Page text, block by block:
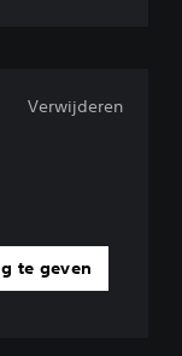
te geven
Verwijderen